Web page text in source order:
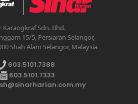
Karangkraf Sdn. Bhd.
15/5, Persiaran Selangor,
Shah Alam Selangor, Malaysia
603.5101.7388
603.5101.7333